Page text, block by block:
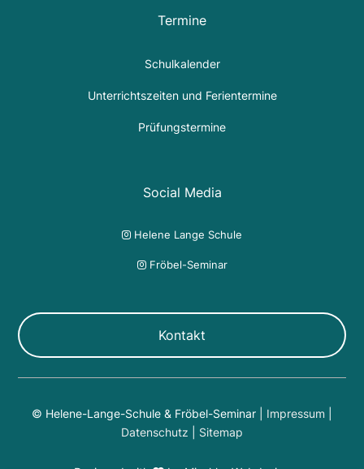
Termine
Schulkalender
Unterrichtszeiten und Ferientermine
Prüfungstermine
Social Media
 Helene Lange Schule
Fröbel-Seminar
Kontakt
© Helene-Lange-Schule & Fröbel-Seminar | Impressum
Datenschutz
Sitemap